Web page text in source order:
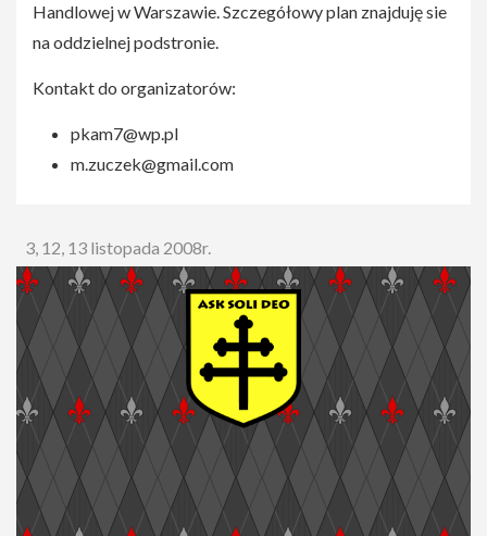
Handlowej w Warszawie. Szczegółowy plan znajduję sie
na oddzielnej podstronie.
Kontakt do organizatorów:
pkam7@wp.pl
m.zuczek@gmail.com
3, 12, 13 listopada 2008r.